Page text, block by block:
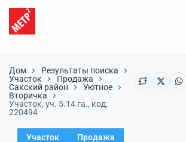
Дом
Результаты поиска
Участок
Продажа
Сакский район
Уютное
Вторичка
Участок, уч. 5.14 га., код:
220494
Участок Продажа